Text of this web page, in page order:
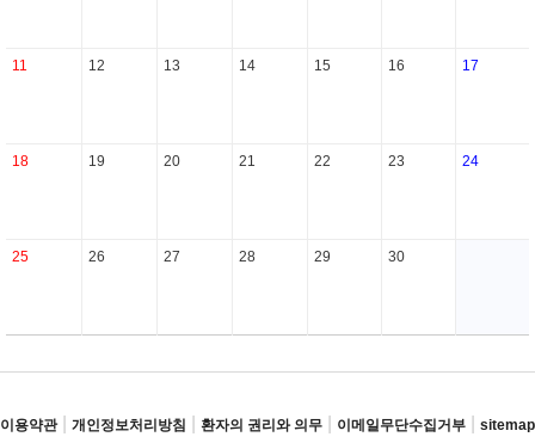
11 12 13 14 15 16 17
18 19 20 21 22 23 24
25 26 27 28 29 30
이용약관 개인정보처리방침 환자의 권리와 의무 이메일무단수집거부 sitemap